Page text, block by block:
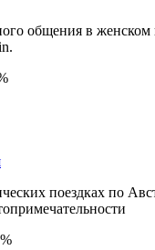
общения в
поездках по